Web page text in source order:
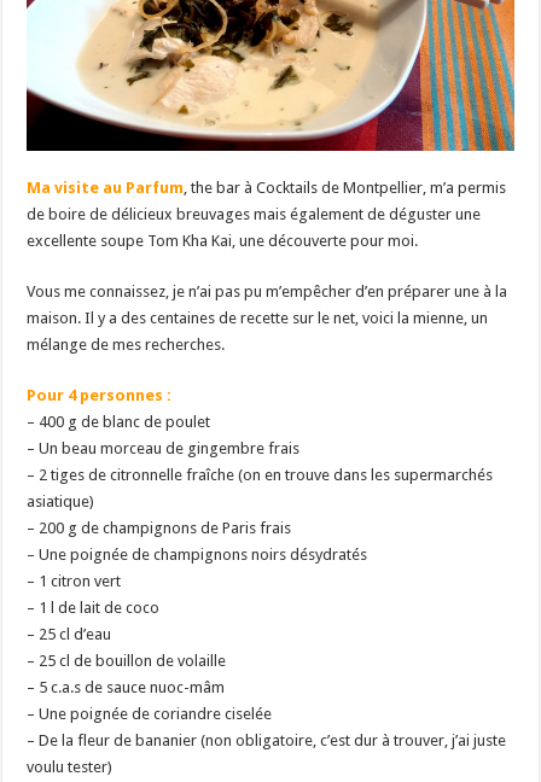
Ma visite au Parfum , the bar à Cocktails de Montpellier, m’a permis
de boire de délicieux breuvages mais également de déguster une
excellente soupe Tom Kha Kai, une découverte pour moi.
Vous me connaissez, je n’ai pas pu m’empêcher d’en préparer une à la
maison. Il y a des centaines de recette sur le net, voici la mienne, un
mélange de mes recherches.
Pour 4 personnes :
– 400 g de blanc de poulet
– Un beau morceau de gingembre frais
– 2 tiges de citronnelle fraîche (on en trouve dans les supermarchés
asiatique)
– 200 g de champignons de Paris frais
– Une poignée de champignons noirs désydratés
– 1 citron vert
– 1 l de lait de coco
– 25 cl d’eau
– 25 cl de bouillon de volaille
– 5 c.a.s de sauce nuoc-mâm
– Une poignée de coriandre ciselée
– De la fleur de bananier (non obligatoire, c’est dur à trouver, j’ai juste
voulu tester)